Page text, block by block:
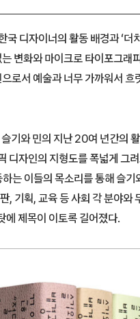
디자이너의 활동 배경과 ‘더
변화와 마이크로 타이포그래
로서 예술과 너무 가까워서 흐
기와 민의 지난 20여 년간의
디자인의 지형도를 폭넓게 그
는 이들의 목소리를 통해 슬기
, 기획, 교육 등 사회 각 분야와
에 제목이 이토록 길어졌다.